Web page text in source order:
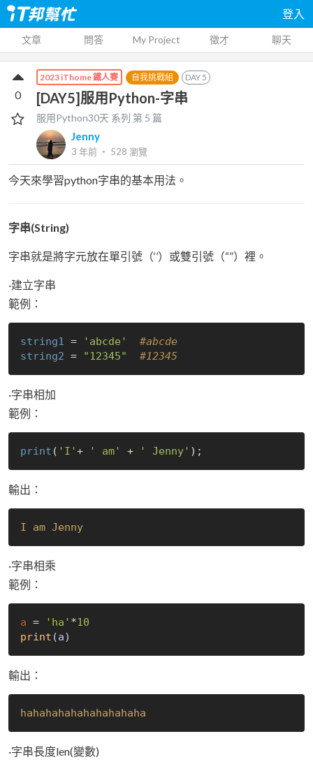
登入
文章 問答 My Project 徵才 聊天
2023 iThome 鐵人賽 自我挑戰組 DAY5
[DAY5]服用Python-字串
服用Python30天 系列 第 5 篇
Jenny
3 年前 ‧ 528 瀏覽
0
今天來學習python字串的基本用法。
字串(String)
字串就是將字元放在單引號（‘’）或雙引號（“”）裡。
·建立字串
範例：
string1 = 'abcde'
#abcde
string2 = "12345" #12345
·字串相加
範例：
print ( 'I' + ' am' + ' Jenny'
輸出：
I am Jenny
·字串相乘
範例：
a = 'ha' *10
print (a)
輸出：
hahahahahahahahahaha
·字串長度len(變數)